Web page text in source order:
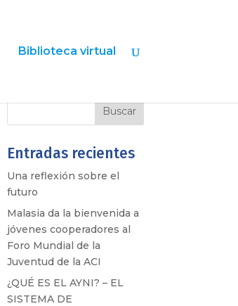
Biblioteca virtual
Entradas recientes
Una reflexión sobre el
futuro
Malasia da la bienvenida a
jóvenes cooperadores al
Foro Mundial de la
Juventud de la ACI
¿QUÉ ES EL AYNI? – EL
SISTEMA DE